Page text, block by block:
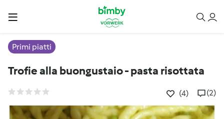
Primi piatti
Trofie alla buongustaio - pasta risottata
(4) (2)